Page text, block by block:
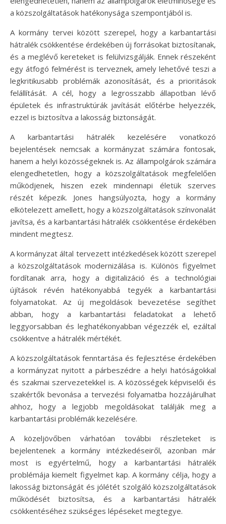
a közszolgáltatások hatékonysága szempontjából is.
A kormány tervei között szerepel, hogy a karbantartási
hátralék csökkentése érdekében új forrásokat biztosítanak,
és a meglévő kereteket is felülvizsgálják. Ennek részeként
egy átfogó felmérést is terveznek, amely lehetővé teszi a
legkritikusabb problémák azonosítását, és a prioritások
felállítását. A cél, hogy a legrosszabb állapotban lévő
épületek és infrastruktúrák javítását előtérbe helyezzék,
ezzel is biztosítva a lakosság biztonságát.
A karbantartási hátralék kezelésére vonatkozó
bejelentések nemcsak a kormányzat számára fontosak,
hanem a helyi közösségeknek is. Az állampolgárok számára
elengedhetetlen, hogy a közszolgáltatások megfelelően
működjenek, hiszen ezek mindennapi életük szerves
részét képezik. Jones hangsúlyozta, hogy a kormány
elkötelezett amellett, hogy a közszolgáltatások színvonalát
javítsa, és a karbantartási hátralék csökkentése érdekében
mindent megtesz.
A kormányzat által tervezett intézkedések között szerepel
a közszolgáltatások modernizálása is. Különös figyelmet
fordítanak arra, hogy a digitalizáció és a technológiai
újítások révén hatékonyabbá tegyék a karbantartási
folyamatokat. Az új megoldások bevezetése segíthet
abban, hogy a karbantartási feladatokat a lehető
leggyorsabban és leghatékonyabban végezzék el, ezáltal
csökkentve a hátralék mértékét.
A közszolgáltatások fenntartása és fejlesztése érdekében
a kormányzat nyitott a párbeszédre a helyi hatóságokkal
és szakmai szervezetekkel is. A közösségek képviselői és
szakértők bevonása a tervezési folyamatba hozzájárulhat
ahhoz, hogy a legjobb megoldásokat találják meg a
karbantartási problémák kezelésére.
A közeljövőben várhatóan további részleteket is
bejelentenek a kormány intézkedéseiről, azonban már
most is egyértelmű, hogy a karbantartási hátralék
problémája kiemelt figyelmet kap. A kormány célja, hogy a
lakosság biztonságát és jólétét szolgáló közszolgáltatások
működését biztosítsa, és a karbantartási hátralék
csökkentéséhez szükséges lépéseket megtegye.